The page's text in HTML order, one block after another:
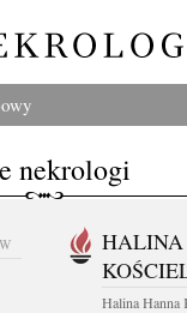
nekrologi
Halina Hanna